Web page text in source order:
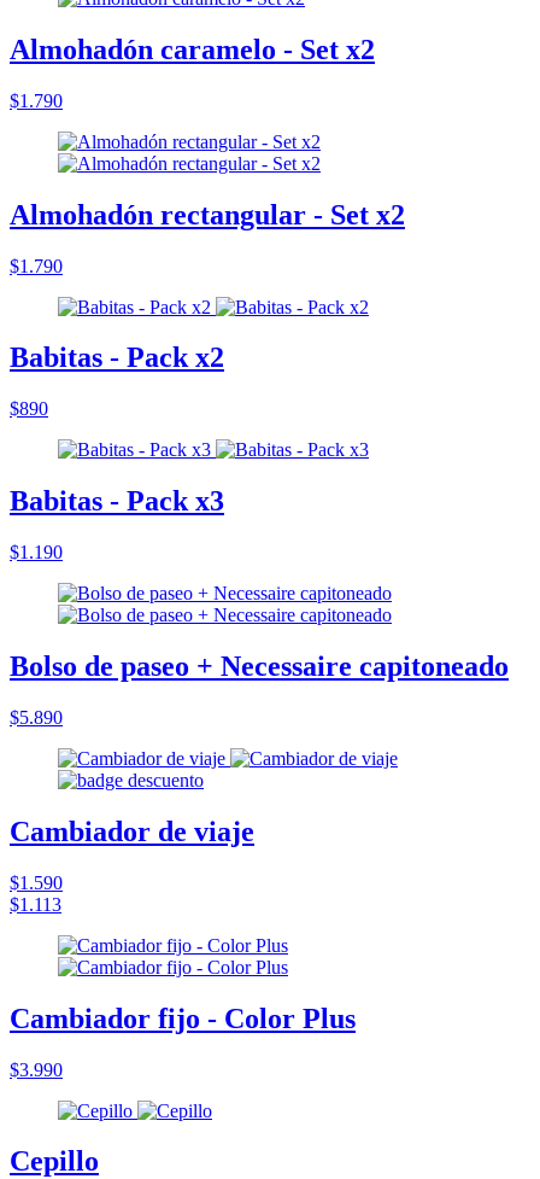
Almohadón caramelo - Set x2
$1.790
Almohadón rectangular - Set x2
$1.790
Babitas - Pack x2
$890
Babitas - Pack x3
$1.190
Bolso de paseo + Necessaire capitoneado
$5.890
Cambiador de viaje
$1.590
$1.113
Cambiador fijo - Color Plus
$3.990
Cepillo